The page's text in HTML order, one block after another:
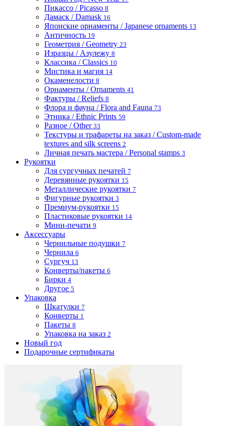
Пикассо / Picasso 8
Дамаск / Damask 16
Японские орнаменты / Japanese ornaments 13
Античность 19
Геометрия / Geometry 23
Изразцы / Азулежу 8
Классика / Classics 10
Мистика и магия 14
Окаменелости 8
Орнаменты / Ornaments 41
Фактуры / Reliefs 8
Флора и фауна / Flora and Fauna 73
Этника / Ethnic Prints 59
Разное / Other 33
Текстуры и трафареты на заказ / Custom-made
textures and silk screens 2
Личная печать мастера / Personal stamps 3
Рукоятки
Для сургучных печатей 7
Деревянные рукоятки 15
Металлические рукоятки 7
Фигурные рукоятки 3
Премиум-рукоятки 15
Пластиковые рукоятки 14
Мини-печати 9
Аксессуары
Чернильные подушки 7
Чернила 6
Сургуч 13
Конверты/пакеты 6
Бирки 4
Другое 5
Упаковка
Шкатулки 7
Конверты 1
Пакеты 8
Упаковка на заказ 2
Новый год
Подарочные сертификаты